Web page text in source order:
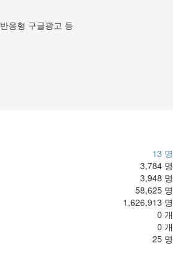
반응형 구글광고 등
13 명
3,784 명
3,948 명
58,625 명
1,626,913 명
0 개
0 개
25 명